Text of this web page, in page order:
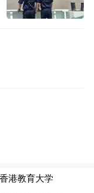
要组成部分，
展现了孩子